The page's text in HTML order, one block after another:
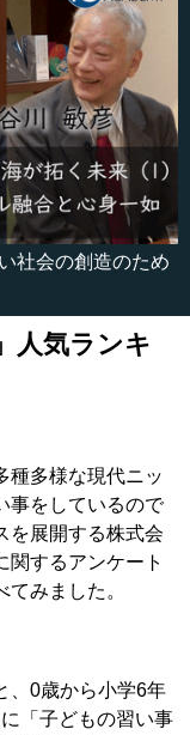
社会の創造のため
人気ランキ
多様な現代ニッ
事をしているので
を展開する株式会
関するアンケート
みました。
、0歳から小学6年
「子どもの習い事